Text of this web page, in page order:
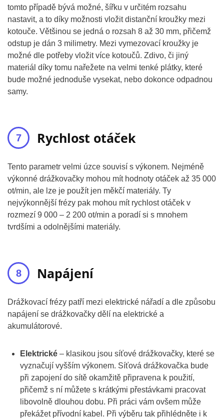
tomto případě bývá možné, šířku v určitém rozsahu
nastavit, a to díky možnosti vložit distanční kroužky mezi
kotouče. Většinou se jedná o rozsah 8 až 30 mm, přičemž
odstup je dán 3 milimetry. Mezi vymezovací kroužky je
možné dle potřeby vložit více kotoučů. Zdivo, či jiný
materiál díky tomu nařežete na velmi tenké plátky, které
bude možné jednoduše vysekat, nebo dokonce odpadnou
samy.
Rychlost otáček
Tento parametr velmi úzce souvisí s výkonem. Nejméně
výkonné drážkovačky mohou mít hodnoty otáček až 35 000
ot/min, ale lze je použít jen měkčí materiály. Ty
nejvýkonnější frézy pak mohou mít rychlost otáček v
rozmezí 9 000 – 2 200 ot/min a poradí si s mnohem
tvrdšími a odolnějšími materiály.
Napájení
Drážkovací frézy patří mezi elektrické nářadí a dle způsobu
napájení se drážkovačky dělí na elektrické a
akumulátorové.
Elektrické – klasikou jsou síťové drážkovačky, které se
vyznačují vyšším výkonem. Síťová drážkovačka bude
při zapojení do sítě okamžitě připravena k použití,
přičemž s ní můžete s krátkými přestávkami pracovat
libovolně dlouhou dobu. Při práci vám ovšem může
překážet přívodní kabel. Při výběru tak přihlédněte i k